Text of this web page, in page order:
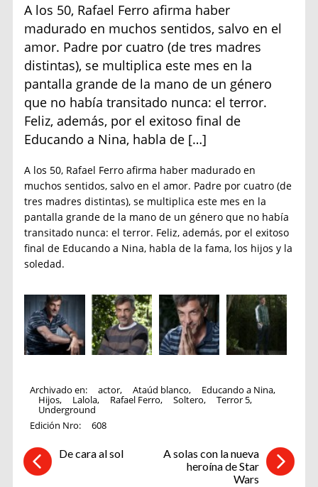
A los 50, Rafael Ferro afirma haber
madurado en muchos sentidos, salvo en el
amor. Padre por cuatro (de tres madres
distintas), se multiplica este mes en la
pantalla grande de la mano de un género
que no había transitado nunca: el terror.
Feliz, además, por el exitoso final de
Educando a Nina, habla de […]
A los 50, Rafael Ferro afirma haber madurado en
muchos sentidos, salvo en el amor. Padre por cuatro (de
tres madres distintas), se multiplica este mes en la
pantalla grande de la mano de un género que no había
transitado nunca: el terror. Feliz, además, por el exitoso
final de Educando a Nina, habla de la fama, los hijos y la
soledad.
Archivado en: actor, Ataúd blanco, Educando a Nina,
Hijos, Lalola, Rafael Ferro, Soltero, Terror 5,
Underground
Edición Nro:
608
De cara al sol
A solas con la nueva
heroína de Star
Wars